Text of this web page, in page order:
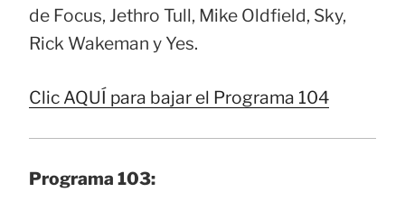
de Focus, Jethro Tull, Mike Oldfield, Sky,
Rick Wakeman y Yes.
Clic AQUÍ para bajar el Programa 104
Programa 103: